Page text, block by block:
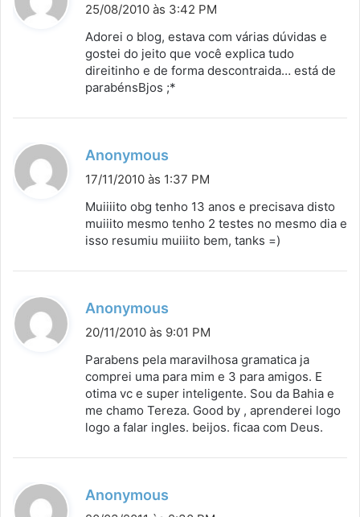
i
s
e
:
25/08/2010 às 3:42 PM
Adorei o blog, estava com várias dúvidas e
gostei do jeito que você explica tudo
direitinho e de forma descontraida… está de
parabénsBjos ;*
Anonymous
i
s
e
17/11/2010 às 1:37 PM
Muiiiito obg tenho 13 anos e precisava disto
muiiito mesmo tenho 2 testes no mesmo dia e
isso resumiu muiiito bem, tanks =)
Anonymous
i
s
e
:
20/11/2010 às 9:01 PM
Parabens pela maravilhosa gramatica ja
comprei uma para mim e 3 para amigos. E
otima vc e super inteligente. Sou da Bahia e
me chamo Tereza. Good by , aprenderei logo
logo a falar ingles. beijos. ficaa com Deus.
Anonymous